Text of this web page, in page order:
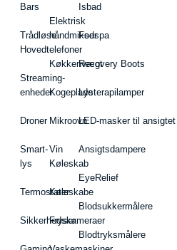
Bars
Trådløse
Hovedtelefoner
Streaming-
enheder
Droner
Smart-
lys
Termostater
Sikkerhedskameraer
Elektrisk
håndmikser
Køkkenvægt
Kogeplade
Mikroovn
Vin
Køleskab
Køleskabe
Fryser
Isbad
Fodspa
Recovery Boots
Lysterapilamper
LED-masker til ansigtet
Ansigtsdampere
EyeRelief
Blodsukkermålere
Blodtryksmålere